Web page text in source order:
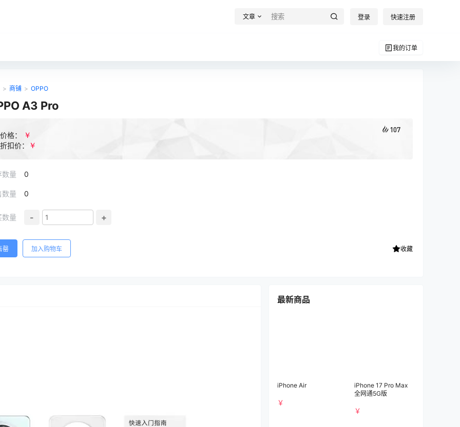
文章 登录 快速注册
我的订单
> 商铺 > OPPO
A3 Pro
价格： ￥
折扣价： ￥
107
数量 0
数量 0
数量 - +
罄 加入购物车 收藏
最新商品
iPhone Air
￥
iPhone 17 Pro Max
全网通5G版
￥